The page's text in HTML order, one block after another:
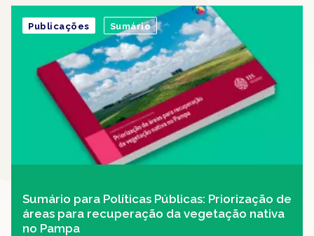
Sumário para Políticas Públicas: Priorização de
áreas para recuperação da vegetação nativa
no Pampa
Publicações Sumário